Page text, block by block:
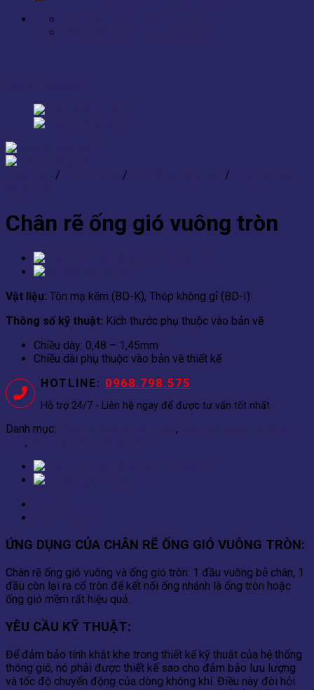
/ / /
Chân rẽ ống gió vuông tròn
Vật liệu: Tôn mạ kẽm (BD-K), Thép không gỉ (BD-I)
Thông số kỹ thuật: Kích thước phụ thuộc vào bản vẽ
Chiều dày: 0,48 – 1,45mm
Chiều dài phụ thuộc vào bản vẽ thiết kế
HOTLINE: 0968.798.575
Hỗ trợ 24/7 - Liên hệ ngay để được tư vấn tốt nhất
Danh mục: ,
,
ỨNG DỤNG CỦA CHÂN RẼ ỐNG GIÓ VUÔNG TRÒN:
Chân rẽ ống gió vuông và ống gió tròn: 1 đầu vuông bẻ chân, 1
đầu còn lại ra cổ tròn để kết nối ống nhánh là ống tròn hoặc
ống gió mềm rất hiệu quả.
YÊU CẦU KỸ THUẬT:
Để đảm bảo tính khắt khe trong thiết kế kỹ thuật của hệ thống
thông gió, nó phải được thiết kế sao cho đảm bảo lưu lượng
và tốc độ chuyển động của dòng không khí. Điều này đòi hỏi